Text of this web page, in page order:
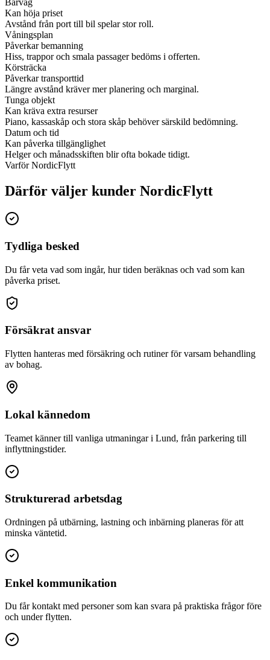
Bärväg
Kan höja priset
Avstånd från port till bil spelar stor roll.
Våningsplan
Påverkar bemanning
Hiss, trappor och smala passager bedöms i offerten.
Körsträcka
Påverkar transporttid
Längre avstånd kräver mer planering och marginal.
Tunga objekt
Kan kräva extra resurser
Piano, kassaskåp och stora skåp behöver särskild bedömning.
Datum och tid
Kan påverka tillgänglighet
Helger och månadsskiften blir ofta bokade tidigt.
Varför NordicFlytt
Därför väljer kunder NordicFlytt
Tydliga besked
Du får veta vad som ingår, hur tiden beräknas och vad som kan
påverka priset.
Försäkrat ansvar
Flytten hanteras med försäkring och rutiner för varsam behandling
av bohag.
Lokal kännedom
Teamet känner till vanliga utmaningar i Lund, från parkering till
inflyttningstider.
Strukturerad arbetsdag
Ordningen på utbärning, lastning och inbärning planeras för att
minska väntetid.
Enkel kommunikation
Du får kontakt med personer som kan svara på praktiska frågor före
och under flytten.